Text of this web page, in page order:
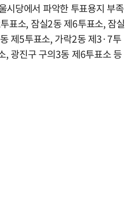
시당에서 파악한 투표용지 부족
표소, 잠실2동 제6투표소, 잠실
제5투표소, 가락2동 제3·7투
, 광진구 구의3동 제6투표소 등